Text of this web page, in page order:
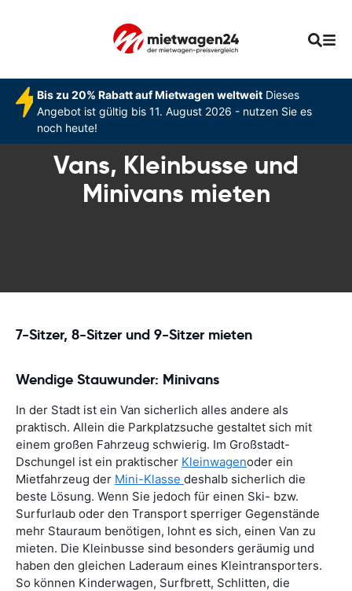
Bis zu 20% Rabatt auf Mietwagen weltweitDieses
Angebot ist gültig bis 11. August 2026 - nutzen Sie es
noch heute!
Vans, Kleinbusse und
Minivans mieten
7-Sitzer, 8-Sitzer und 9-Sitzer mieten
Wendige Stauwunder: Minivans
In der Stadt ist ein Van sicherlich alles andere als
praktisch. Allein die Parkplatzsuche gestaltet sich mit
einem großen Fahrzeug schwierig. Im Großstadt-
Dschungel ist ein praktischer Kleinwagenoder ein
Mietfahrzeug der Mini-Klasse deshalb sicherlich die
beste Lösung. Wenn Sie jedoch für einen Ski- bzw.
Surfurlaub oder den Transport sperriger Gegenstände
mehr Stauraum benötigen, lohnt es sich, einen Van zu
mieten. Die Kleinbusse sind besonders geräumig und
haben den gleichen Laderaum eines Kleintransporters.
So können Kinderwagen, Surfbrett, Schlitten, die